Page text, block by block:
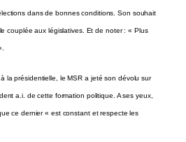
dans de bonnes conditions. Son souhait
couplée aux législatives. Et de noter : « Plus
la présidentielle, le MSR a jeté son dévolu sur
a.i. de cette formation politique. A ses yeux,
ce dernier « est constant et respecte les